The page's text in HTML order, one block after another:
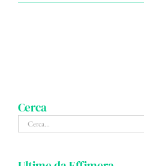
Cerca
Cerca
per: